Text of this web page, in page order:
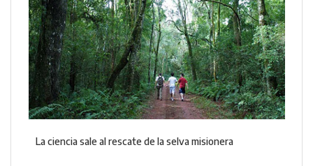
La ciencia sale al rescate de la selva misionera